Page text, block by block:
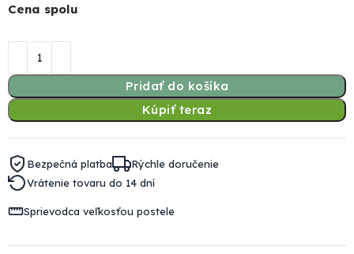
Cena spolu
Pridať do košíka
Kúpiť teraz
Bezpečná platba
Rýchle doručenie
Vrátenie tovaru do 14 dní
Sprievodca veľkosťou postele